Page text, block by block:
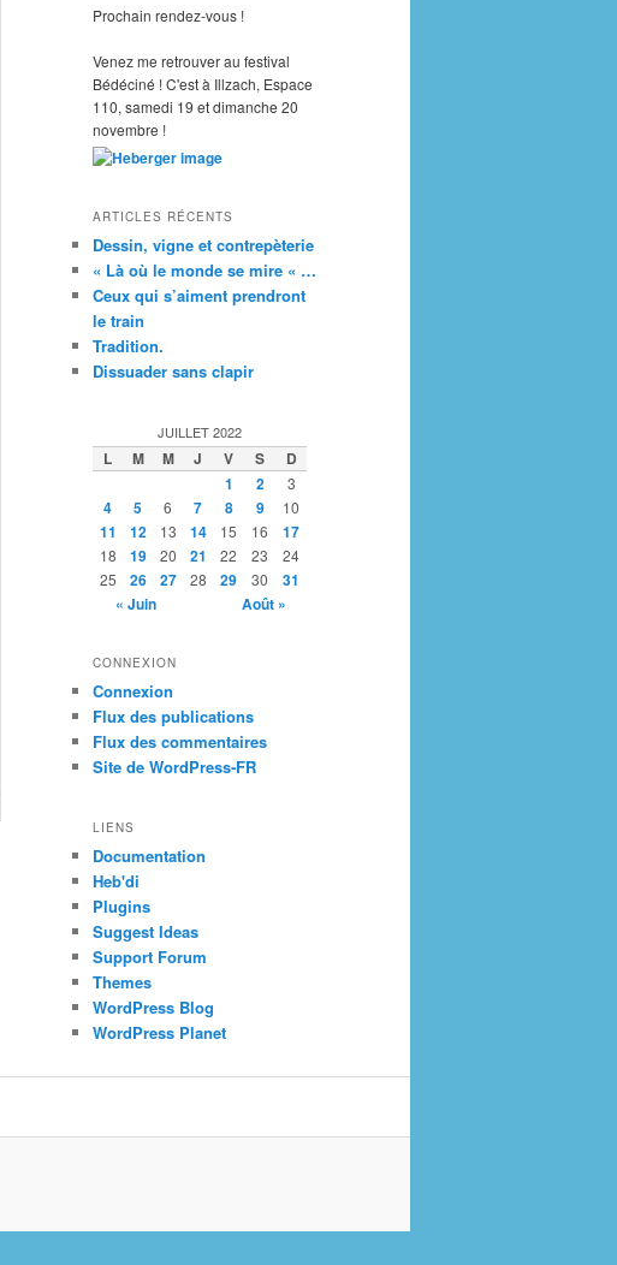
Prochain rendez-vous !
Venez me retrouver au festival
Bédéciné ! C'est à Illzach, Espace
110, samedi 19 et dimanche 20
novembre !
ARTICLES RÉCENTS
Dessin, vigne et contrepèterie
« Là où le monde se mire « …
Ceux qui s’aiment prendront
le train
Tradition.
Dissuader sans clapir
JUILLET 2022
L M M J V S
D
1
2 3
4 5 6 7 8 9 10
11 12 13 14 15 16 17
18 19 20 21 22 23
24
25
26 27 28 29 30
31
« Juin
Août »
CONNEXION
Connexion
Flux des publications
Flux des commentaires
Site de WordPress-FR
LIENS
Documentation
Heb'di
Plugins
Suggest Ideas
Support Forum
Themes
WordPress Blog
WordPress Planet